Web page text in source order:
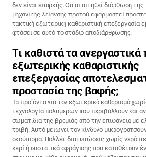
δεν είναι επαρκής. Θα απαιτηθεί διόρθωση
μηχανικής λείανσης προτού εφαρμοστεί
τακτική εξωτερική καθαριστική επεξεργασία
φτάσει σε αυτό το στάδιο αποδιάρθρωσης.
Τι καθιστά τα ανεργαστικά
εξωτερικής καθαριστικής
επεξεργασίας
προστασία της βαφής;
Τα προϊόντα για τον εξωτερικό καθαρισμό
τεχνολογία πολυμερών που περιβάλλουν και
σωματίδια της βρομιάς από την επιφάνεια με
τριβή. Αυτό μειώνει τον κίνδυνο
σκούπισμα. Πολλές διατυπώσεις χωρίς νερό
κερί ή συστατικά σφράγισης που καταθέτουν